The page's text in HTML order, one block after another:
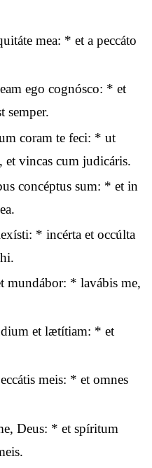
mea: * et a peccáto
ego cognósco: * et
semper.
coram te feci: * ut
vincas cum judicáris.
concéptus sum: * et in
* incérta et occúlta
mundábor: * lavábis me,
et lætítiam: * et
meis: * et omnes
Deus: * et spíritum